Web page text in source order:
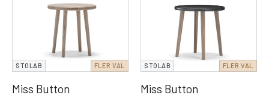
STOLAB FLER VAL
Miss Button
STOLAB FLER VAL
Miss Button